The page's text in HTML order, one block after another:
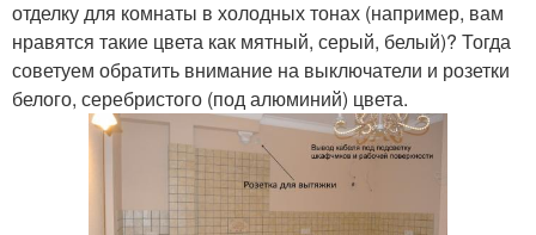
отделку для комнаты в холодных тонах (например, вам
нравятся такие цвета как мятный, серый, белый)? Тогда
советуем обратить внимание на выключатели и розетки
белого, серебристого (под алюминий) цвета.